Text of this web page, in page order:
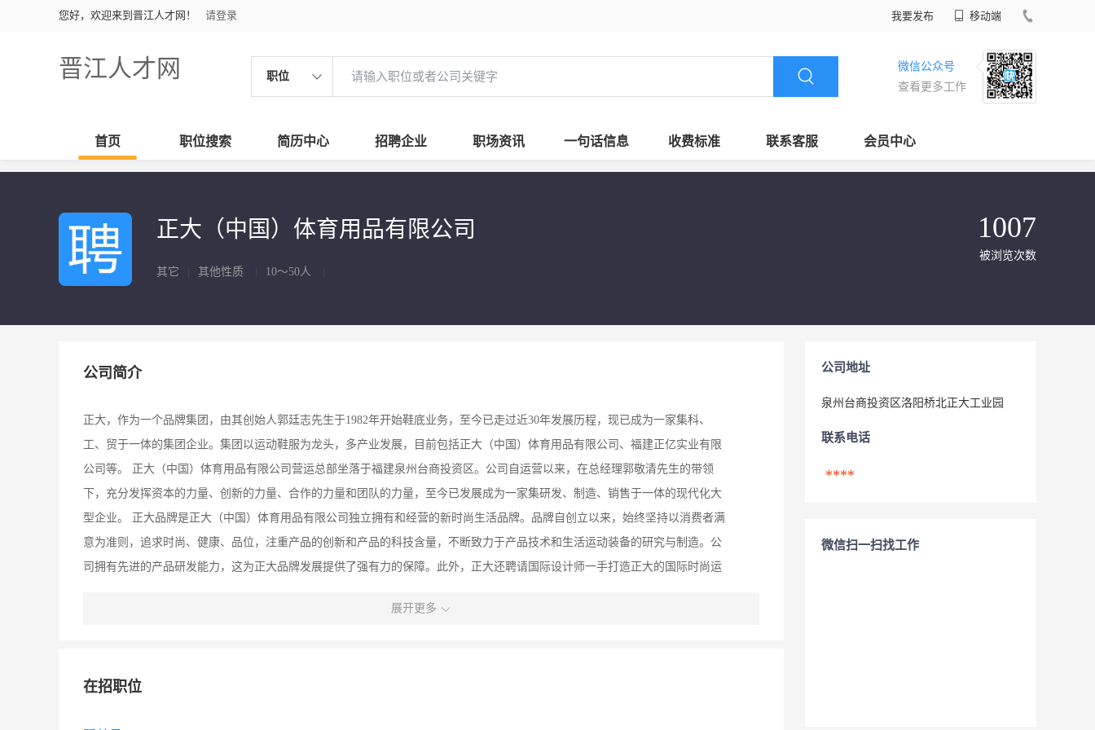
您好，欢迎来到晋江人才网！ 请登录 我要发布 移动端
晋江人才网 职位
微信公众号
查看更多工作
首页 职位搜索 简历中心 招聘企业 职场资讯 一句话信息 收费标准 联系客服 会员中心
正大（中国）体育用品有限公司
其它 其他性质 10～50人
1007
被浏览次数
公司简介
正大，作为一个品牌集团，由其创始人郭廷志先生于1982年开始鞋底业务，至今已走过近30年发展历程，现已成为一家集科、
工、贸于一体的集团企业。集团以运动鞋服为龙头，多产业发展，目前包括正大（中国）体育用品有限公司、福建正亿实业有限
公司等。 正大（中国）体育用品有限公司营运总部坐落于福建泉州台商投资区。公司自运营以来，在总经理郭敬清先生的带领
下，充分发挥资本的力量、创新的力量、合作的力量和团队的力量，至今已发展成为一家集研发、制造、销售于一体的现代化大
型企业。 正大品牌是正大（中国）体育用品有限公司独立拥有和经营的新时尚生活品牌。品牌自创立以来，始终坚持以消费者满
意为准则，追求时尚、健康、品位，注重产品的创新和产品的科技含量，不断致力于产品技术和生活运动装备的研究与制造。公
司拥有先进的产品研发能力，这为正大品牌发展提供了强有力的保障。此外，正大还聘请国际设计师一手打造正大的国际时尚运
力、舒适、时尚、富有品味与文化内涵等特质，让消费者在追求时尚新潮的同时，更能穿出美丽与健康。 超越运动，引领生活。
大赛，正式锁定国际潮流时尚生活；承办福建省首届“正大杯”职业中专工艺技能大赛，为公司及品牌注入无限生机和活力；邀请
展开更多
在招职位
公司地址
泉州台商投资区洛阳桥北正大工业园
联系电话
****
微信扫一扫找工作